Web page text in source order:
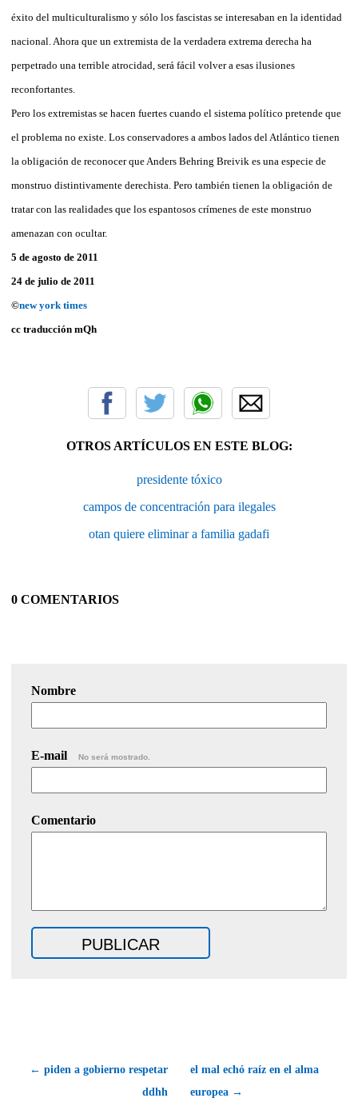
éxito del multiculturalismo y sólo los fascistas se interesaban en la identidad
nacional. Ahora que un extremista de la verdadera extrema derecha ha
perpetrado una terrible atrocidad, será fácil volver a esas ilusiones
reconfortantes.
Pero los extremistas se hacen fuertes cuando el sistema político pretende que
el problema no existe. Los conservadores a ambos lados del Atlántico tienen
la obligación de reconocer que Anders Behring Breivik es una especie de
monstruo distintivamente derechista. Pero también tienen la obligación de
tratar con las realidades que los espantosos crímenes de este monstruo
amenazan con ocultar.
5 de agosto de 2011
24 de julio de 2011
©new york times
cc traducción mQh
OTROS ARTÍCULOS EN ESTE BLOG:
presidente tóxico
campos de concentración para ilegales
otan quiere eliminar a familia gadafi
0 COMENTARIOS
Nombre
E-mail No será mostrado.
Comentario
← piden a gobierno respetar
ddhh
el mal echó raíz en el alma
europea →